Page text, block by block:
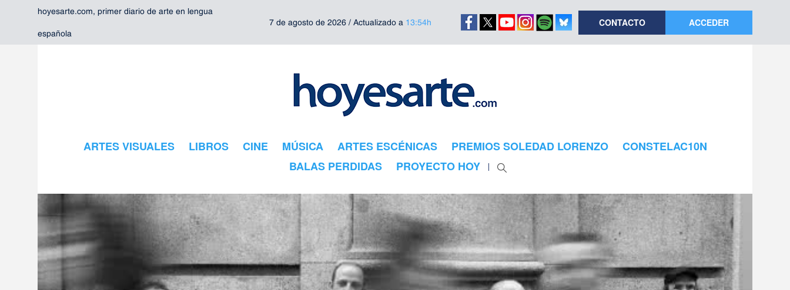
hoyesarte.com, primer diario de arte en lengua
española
7 de agosto de 2026 / Actualizado a 13:54h CONTACTO ACCEDER
ARTES VISUALES LIBROS CINE MÚSICA ARTES ESCÉNICAS PREMIOS SOLEDAD LORENZO
CONSTELAC10N
BALAS PERDIDAS
PROYECTO HOY